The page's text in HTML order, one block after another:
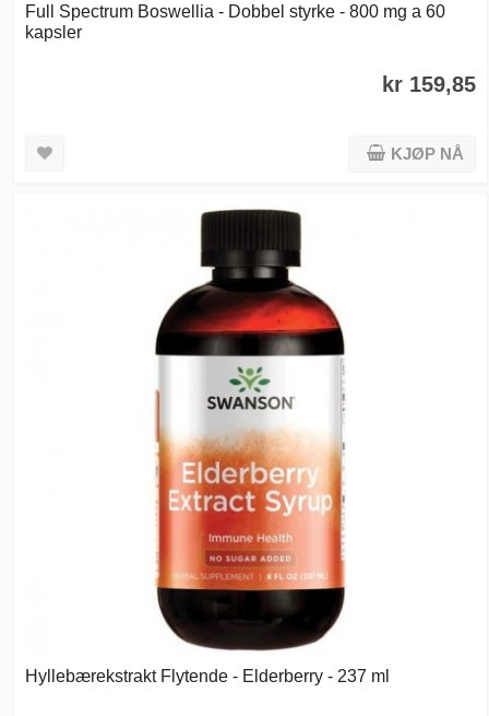
Full Spectrum Boswellia - Dobbel styrke - 800 mg a 60
kapsler
kr 159,85
KJØP NÅ
Hyllebærekstrakt Flytende - Elderberry - 237 ml